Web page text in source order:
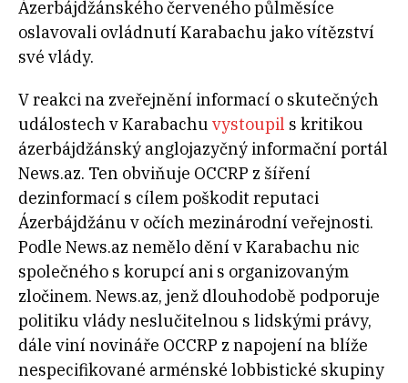
Ázerbájdžánského červeného půlměsíce
oslavovali ovládnutí Karabachu jako vítězství
své vlády.
V reakci na zveřejnění informací o skutečných
událostech v Karabachu vystoupil s kritikou
ázerbájdžánský anglojazyčný informační portál
News.az. Ten obviňuje OCCRP z šíření
dezinformací s cílem poškodit reputaci
Ázerbájdžánu v očích mezinárodní veřejnosti.
Podle News.az nemělo dění v Karabachu nic
společného s korupcí ani s organizovaným
zločinem. News.az, jenž dlouhodobě podporuje
politiku vlády neslučitelnou s lidskými právy,
dále viní novináře OCCRP z napojení na blíže
nespecifikované arménské lobbistické skupiny